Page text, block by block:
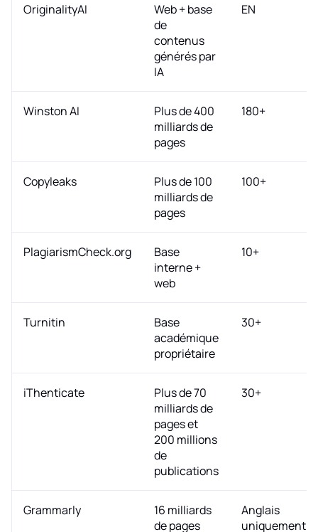
OriginalityAI
Web + base
de
contenus
générés par
IA
EN
Winston AI
Plus de 400
milliards de
pages
180+
Copyleaks
Plus de 100
milliards de
pages
100+
PlagiarismCheck.org
Base
interne +
web
10+
Turnitin
Base
académique
propriétaire
30+
iThenticate
Plus de 70
milliards de
pages et
200 millions
de
publications
30+
Grammarly
16 milliards
de pages
Anglais
uniquement